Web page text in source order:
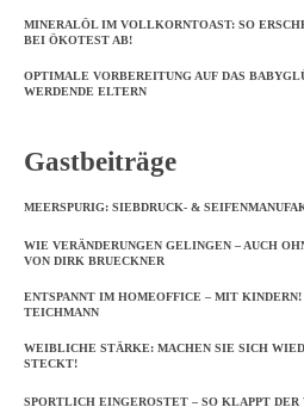
MINERALÖL IM VOLLKORNTOAST: SO
BEI ÖKOTEST AB!
OPTIMALE VORBEREITUNG AUF DAS
WERDENDE ELTERN
Gastbeiträge
MEERSPURIG: SIEBDRUCK- &
WIE VERÄNDERUNGEN GELINGEN – AUCH
VON DIRK BRUECKNER
ENTSPANNT IM HOMEOFFICE – MIT
TEICHMANN
WEIBLICHE STÄRKE: MACHEN SIE SICH
STECKT!
SPORTLICH EINGEROSTET – SO KLAPPT